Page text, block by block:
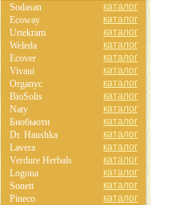
Sodasan
каталог
Ecoway
каталог
Urtekram
каталог
Weleda
каталог
Ecover
каталог
Vivani
каталог
Organyc
каталог
BioSolis
каталог
Naty
каталог
Биобьюти
каталог
Dr. Haushka
каталог
Lavera
каталог
Verdure Herbals
каталог
Logona
каталог
Sonett
каталог
Pineco
каталог